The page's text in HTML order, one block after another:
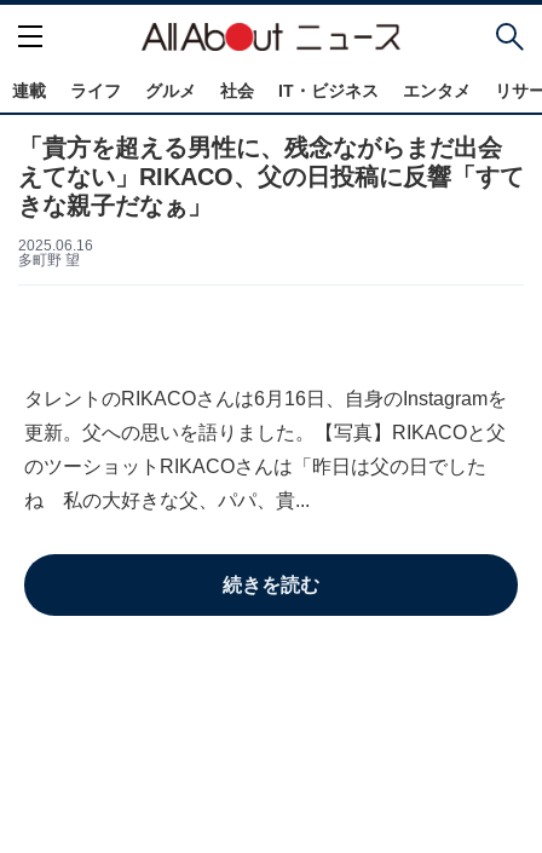
連載 ライフ グルメ 社会 IT・ビジネス エンタメ リサ
「貴方を超える男性に、残念ながらまだ出会
えてない」RIKACO、父の日投稿に反響「すて
きな親子だなぁ」
2025.06.16
多町野 望
タレントのRIKACOさんは6月16日、自身のInstagramを
更新。父への思いを語りました。【写真】RIKACOと父
のツーショットRIKACOさんは「昨日は父の日でした
ね 私の大好きな父、パパ、貴...
続きを読む